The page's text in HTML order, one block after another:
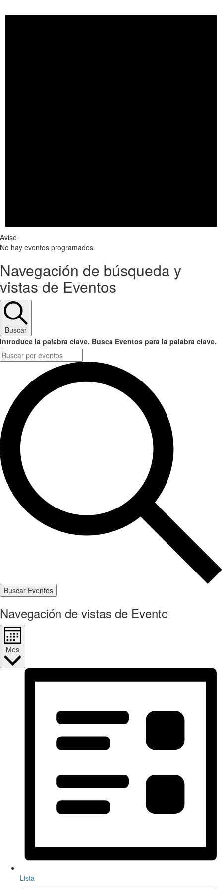
Aviso
No hay eventos programados.
Navegación de búsqueda y
vistas de Eventos
Buscar
Introduce la palabra clave. Busca Eventos para la palabra clave.
Buscar Eventos
Navegación de vistas de Evento
Mes
Lista